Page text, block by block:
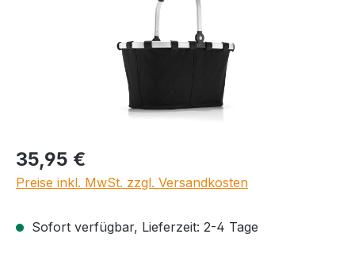
Regulärer Preis:
35,95 €
Preise inkl. MwSt. zzgl. Versandkosten
Sofort verfügbar, Lieferzeit: 2-4 Tage